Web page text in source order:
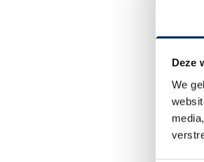
Deze
We